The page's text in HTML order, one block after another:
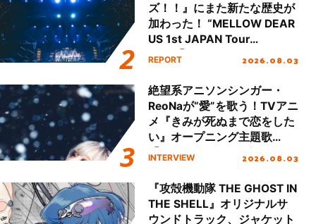
ズ！！』にまた新たな歴史が
加わった！ “MELLOW DEAR
US 1st JAPAN Tour
Final「NICE to meet YOU
ート!!
REPORT 2026.08.03
絶望系アニソンシンガー・
ReoNaが“愛”を歌う！TVアニ
メ『きみが死ぬまで恋をした
い』オープニング主題歌
「Amore」インタビュー
INTERVIEW 2026.08.03
『攻殻機動隊 THE GHOST IN
THE SHELL』オリジナルサ
ウンドトラック、ジャケット